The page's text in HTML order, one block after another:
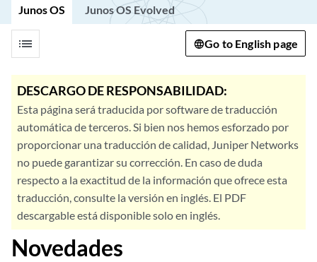
Junos OS Junos OS Evolved
list Go to English page
DESCARGO DE RESPONSABILIDAD:
Esta página será traducida por software de traducción
automática de terceros. Si bien nos hemos esforzado por
proporcionar una traducción de calidad, Juniper Networks
no puede garantizar su corrección. En caso de duda
respecto a la exactitud de la información que ofrece esta
traducción, consulte la versión en inglés. El PDF
descargable está disponible solo en inglés.
Novedades